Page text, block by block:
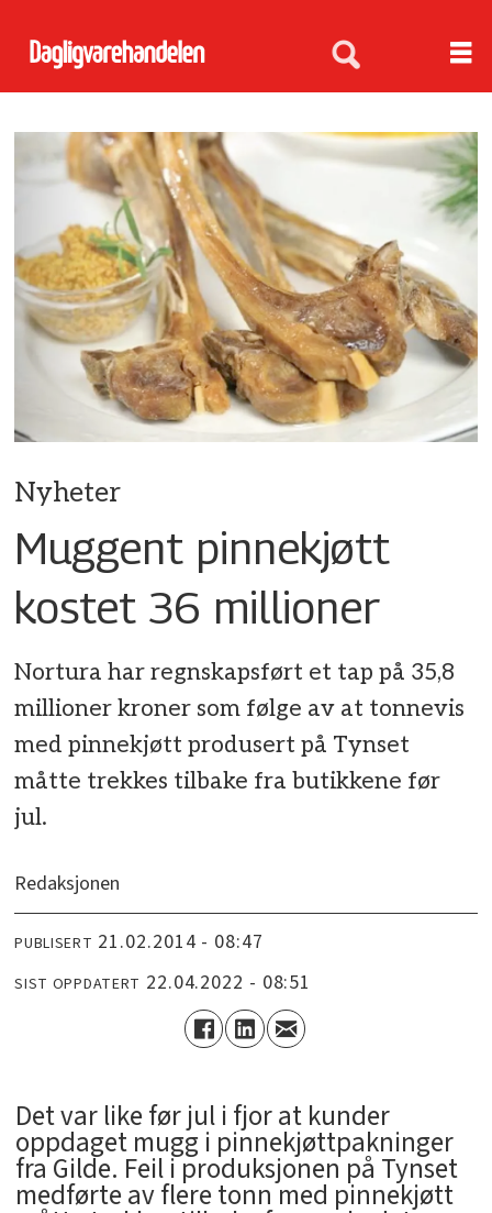
Nyheter
Muggent pinnekjøtt
kostet 36 millioner
Nortura har regnskapsført et tap på 35,8
millioner kroner som følge av at tonnevis
med pinnekjøtt produsert på Tynset
måtte trekkes tilbake fra butikkene før
jul.
Redaksjonen
PUBLISERT 21.02.2014 - 08:47
SIST OPPDATERT 22.04.2022 - 08:51
Det var like før jul i fjor at kunder
oppdaget mugg i pinnekjøttpakninger
fra Gilde. Feil i produksjonen på Tynset
medførte av flere tonn med pinnekjøtt